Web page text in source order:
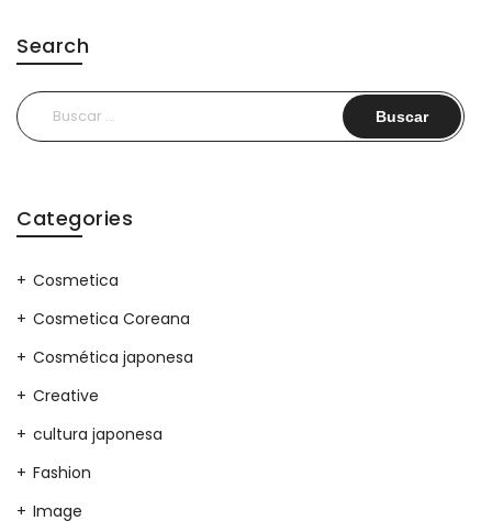
Search
Buscar:
Categories
Cosmetica
Cosmetica Coreana
Cosmética japonesa
Creative
cultura japonesa
Fashion
Image